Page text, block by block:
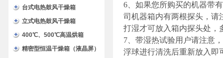
台式电热鼓风干燥箱
立式电热鼓风干燥箱
400℃、500℃高温烘箱
精密型恒温干燥箱（液晶屏）
6、如果您所购买的机器带
司机器箱内有两根探头，请
打湿才可放入箱内探头处，
7、带湿热试验用户请注意
浮球进行清洗后重新放入即